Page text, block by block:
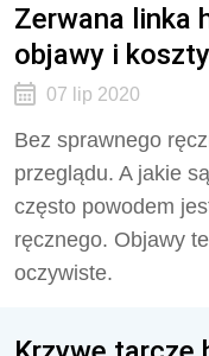
Zerwana linka
objawy i
07 lip 2020
Bez sprawnego
przeglądu. A jakie
często powodem
ręcznego. Objawy
oczywiste.